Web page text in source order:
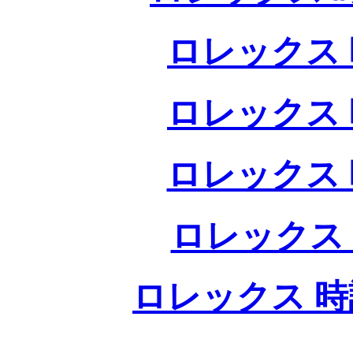
ロレックス
ロレックス
ロレックス
ロレック
ロレックス